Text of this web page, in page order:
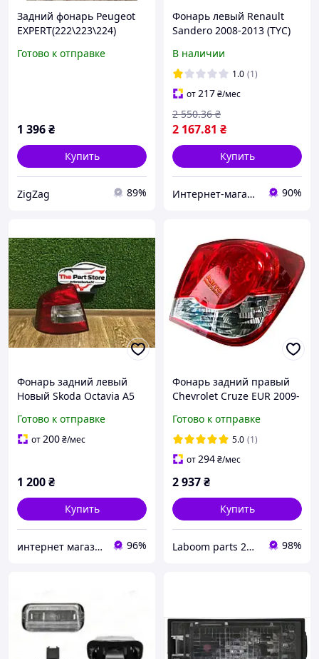
Задний фонарь Peugeot
EXPERT(222\223\224)
Готово к отправке
1 396₴
Купить
ZigZag 89%
Фонарь левый Renault
Sandero 2008-2013 (TYC)
В наличии
1.0 (1)
от217₴/мес
2 167.81 ₴
2 550.36 ₴
Купить
Интернет-магазин Prokuzov 90%
Фонарь задний левый
Новый Skoda Octavia A5
2013, 1Z5945095B
Готово к отправке
от200₴/мес
1 200₴
Купить
интернет магазин "Avtorazborka24" 96%
Фонарь задний правый
Chevrolet Cruze EUR 2009-
(внешний) (седан) (3-
ламп) (11-B723-01-9B)
Готово к отправке
5.0 (1)
от294₴/мес
2 937₴
Купить
Laboom parts 24/7 98%